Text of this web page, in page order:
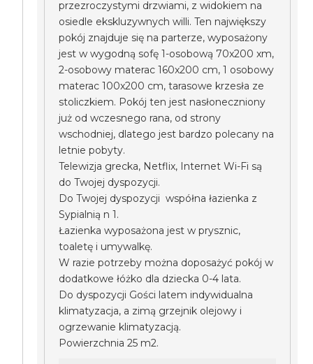
przezroczystymi drzwiami, z widokiem na
osiedle ekskluzywnych willi. Ten największy
pokój znajduje się na parterze, wyposażony
jest w wygodną sofę 1-osobową 70x200 xm,
2-osobowy materac 160x200 cm, 1 osobowy
materac 100x200 cm, tarasowe krzesła ze
stoliczkiem. Pokój ten jest nasłoneczniony
już od wczesnego rana, od strony
wschodniej, dlatego jest bardzo polecany na
letnie pobyty.
Telewizja grecka, Netflix, Internet Wi-Fi są
do Twojej dyspozycji.
Do Twojej dyspozycji współna łazienka z
Sypialnią n 1.
Łazienka wyposażona jest w prysznic,
toaletę i umywalkę.
W razie potrzeby można doposażyć pokój w
dodatkowe łóżko dla dziecka 0-4 lata.
Do dyspozycji Gości latem indywidualna
klimatyzacja, a zimą grzejnik olejowy i
ogrzewanie klimatyzacją.
Powierzchnia 25 m2.